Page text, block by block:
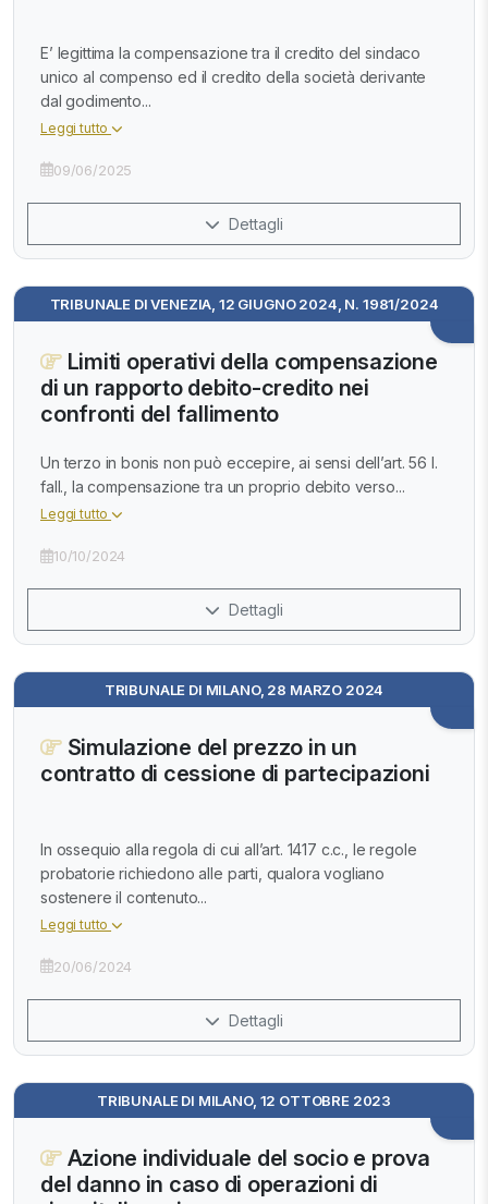
E’ legittima la compensazione tra il credito del sindaco
unico al compenso ed il credito della società derivante
dal godimento...
Leggi tutto
09/06/2025
Dettagli
TRIBUNALE DI VENEZIA, 12 GIUGNO 2024, N. 1981/2024
Limiti operativi della compensazione
di un rapporto debito-credito nei
confronti del fallimento
Un terzo in bonis non può eccepire, ai sensi dell’art. 56 l.
fall., la compensazione tra un proprio debito verso...
Leggi tutto
10/10/2024
Dettagli
TRIBUNALE DI MILANO, 28 MARZO 2024
Simulazione del prezzo in un
contratto di cessione di partecipazioni
In ossequio alla regola di cui all’art. 1417 c.c., le regole
probatorie richiedono alle parti, qualora vogliano
sostenere il contenuto...
Leggi tutto
20/06/2024
Dettagli
TRIBUNALE DI MILANO, 12 OTTOBRE 2023
Azione individuale del socio e prova
del danno in caso di operazioni di